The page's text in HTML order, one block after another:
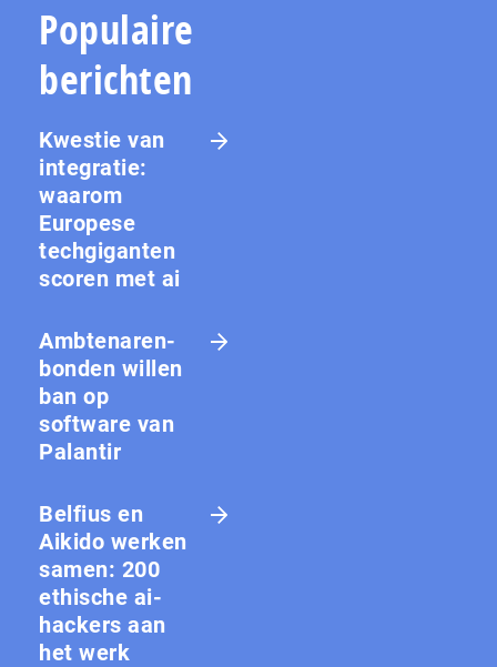
Populaire
berichten
Kwestie van
integratie:
waarom
Europese
techgiganten
scoren met ai
Amb­te­na­ren­
bon­den willen
ban op
software van
Palantir
Belfius en
Aikido werken
samen: 200
ethische ai-
hackers aan
het werk